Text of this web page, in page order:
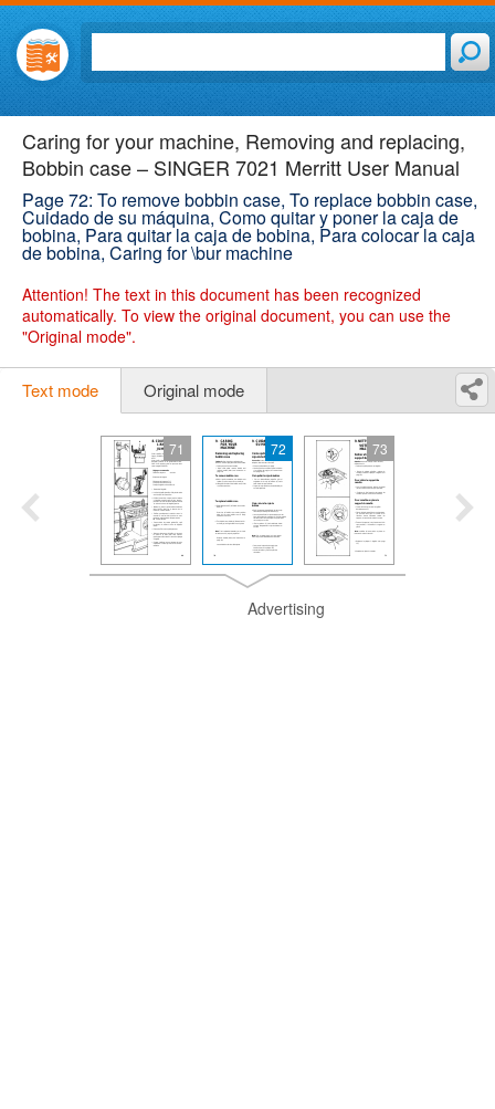
Caring for your machine, Removing and replacing,
Bobbin case – SINGER 7021 Merritt User Manual
Page 72: To remove bobbin case, To replace bobbin case,
Cuidado de su máquina, Como quitar y poner la caja de
bobina, Para quitar la caja de bobina, Para colocar la caja
de bobina, Caring for \bur machine
Attention! The text in this document has been recognized
automatically. To view the original document, you can use the
"Original mode".
Text mode Original mode
71 72 73
Advertising